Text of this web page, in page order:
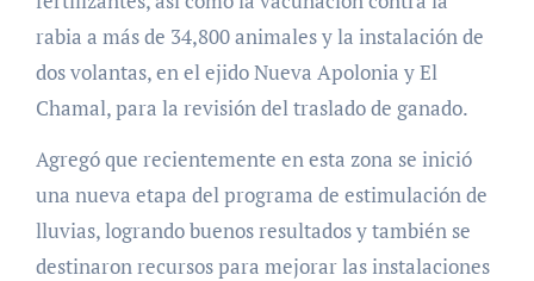
rabia a más de 34,800 animales y la instalación de
dos volantas, en el ejido Nueva Apolonia y El
Chamal, para la revisión del traslado de ganado.
Agregó que recientemente en esta zona se inició
una nueva etapa del programa de estimulación de
lluvias, logrando buenos resultados y también se
destinaron recursos para mejorar las instalaciones